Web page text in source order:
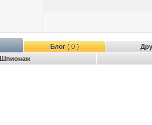
Блог( 0 )
Шпионаж